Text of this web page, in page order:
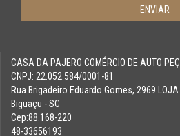
CASA DA PAJERO COMÉRCIO DE AUTO
CNPJ: 22.052.584/0001-81
Rua Brigadeiro Eduardo Gomes, 2969
Biguaçu - SC
Cep:88.168-220
48-33656193